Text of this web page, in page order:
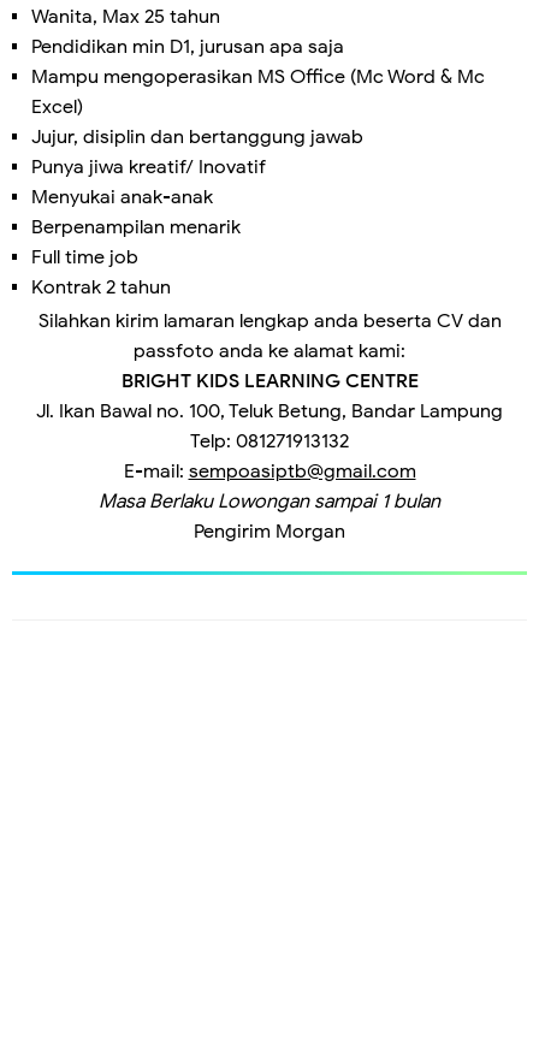
Wanita, Max 25 tahun
Pendidikan min D1, jurusan apa saja
Mampu mengoperasikan MS Office (Mc Word & Mc
Excel)
Jujur, disiplin dan bertanggung jawab
Punya jiwa kreatif/ Inovatif
Menyukai anak-anak
Berpenampilan menarik
Full time job
Kontrak 2 tahun
Silahkan kirim lamaran lengkap anda beserta CV dan
passfoto anda ke alamat kami:
BRIGHT KIDS LEARNING CENTRE
Jl. Ikan Bawal no. 100, Teluk Betung, Bandar Lampung
Telp: 081271913132
E-mail: sempoasiptb@gmail.com
Masa Berlaku Lowongan sampai 1 bulan
Pengirim Morgan